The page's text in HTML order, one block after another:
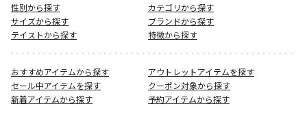
性別から探す
カテゴリから探す
サイズから探す
ブランドから探す
テイストから探す
特徴から探す
おすすめアイテムから探す
アウトレットアイテムを探す
セール中アイテムを探す
クーポン対象から探す
新着アイテムから探す
予約アイテムから探す